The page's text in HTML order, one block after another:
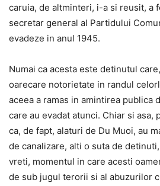
caruia, de altminteri, i-a si reusit, a
secretar general al Partidului
evadeze in anul 1945.
Numai ca acesta este detinutul
oarecare notorietate in randul
aceea a ramas in amintirea publica
care au evadat atunci. Chiar si asa,
ca, de fapt, alaturi de Du Muoi, au
de canalizare, alti o suta de
vreti, momentul in care acesti
de sub jugul terorii si al abuzurilor